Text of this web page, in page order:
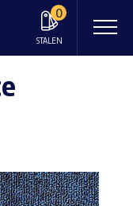
0
STALEN